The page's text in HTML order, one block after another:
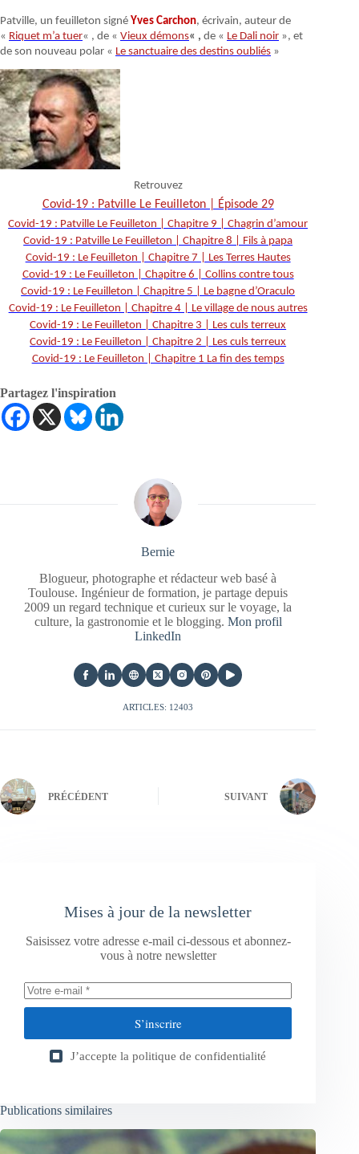
Patville, un feuilleton signé Yves Carchon, écrivain, auteur de
« Riquet m’a tuer« , de « Vieux démons« , de « Le Dali noir », et
de son nouveau polar « Le sanctuaire des destins oubliés »
Retrouvez
Covid-19 : Patville Le Feuilleton | Épisode 29
Covid-19 : Patville Le Feuilleton | Chapitre 9 | Chagrin d’amour
Covid-19 : Patville Le Feuilleton | Chapitre 8 | Fils à papa
Covid-19 : Le Feuilleton | Chapitre 7 | Les Terres Hautes
Covid-19 : Le Feuilleton | Chapitre 6 | Collins contre tous
Covid-19 : Le Feuilleton | Chapitre 5 | Le bagne d’Oraculo
Covid-19 : Le Feuilleton | Chapitre 4 | Le village de nous autres
Covid-19 : Le Feuilleton | Chapitre 3 | Les culs terreux
Covid-19 : Le Feuilleton | Chapitre 2 | Les culs terreux
Covid-19 : Le Feuilleton | Chapitre 1 La fin des temps
Partagez l'inspiration
Bernie
Blogueur, photographe et rédacteur web basé à
Toulouse. Ingénieur de formation, je partage depuis
2009 un regard technique et curieux sur le voyage, la
culture, la gastronomie et le blogging. Mon profil
LinkedIn
ARTICLES: 12403
PRÉCÉDENT SUIVANT
Mises à jour de la newsletter
Saisissez votre adresse e-mail ci-dessous et abonnez-
vous à notre newsletter
S’inscrire
J’accepte la politique de confidentialité
Publications similaires